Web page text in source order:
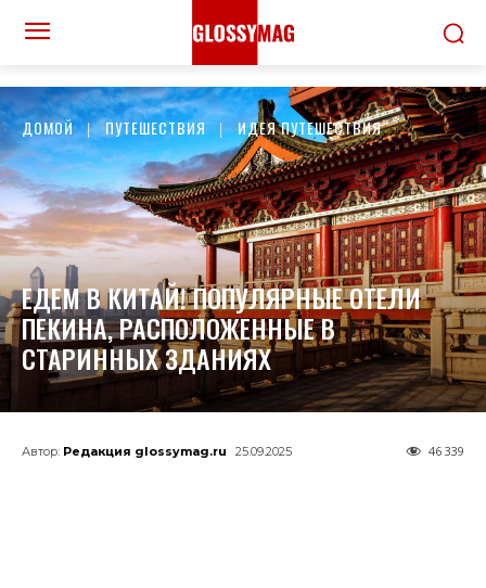
ДОМОЙ ПУТЕШЕСТВИЯ ИДЕЯ ПУТЕШЕСТВИЯ
ЕДЕМ В КИТАЙ! ПОПУЛЯРНЫЕ ОТЕЛИ
ПЕКИНА, РАСПОЛОЖЕННЫЕ В
СТАРИННЫХ ЗДАНИЯХ
Автор: Редакция glossymag.ru 25.09.2025 46 339